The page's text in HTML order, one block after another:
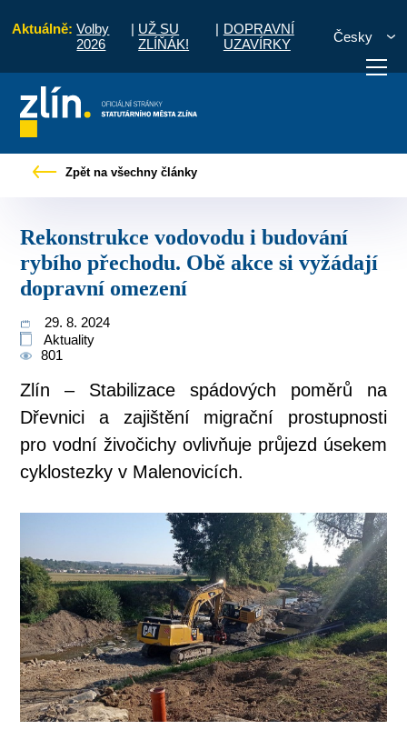
Aktuálně: Volby
2026
| UŽ SU
ZLÍŇÁK!
| DOPRAVNÍ
UZAVÍRKY
Česky
vyřídit Potřebuji zaplatit
Zpět na všechny články
Rekonstrukce vodovodu i budování
rybího přechodu. Obě akce si vyžádají
dopravní omezení
29. 8. 2024
Aktuality
801
Zlín –
Stabilizace spádových poměrů na
Dřevnici a zajištění migrační prostupnosti
pro vodní živočichy ovlivňuje průjezd úsekem
cyklostezky v Malenovicích.